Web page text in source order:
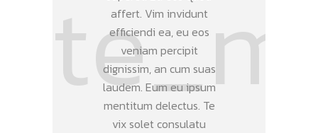
affert. Vim invidunt
efficiendi ea, eu eos
veniam percipit
dignissim, an cum suas
laudem. Eum eu ipsum
mentitum delectus. Te
vix solet consulatu